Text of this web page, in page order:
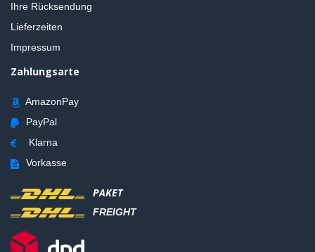
Ihre Rücksendung
Lieferzeiten
Impressum
Zahlungsarte
AmazonPay
PayPal
Klarna
Vorkasse
PAKET
FREIGHT